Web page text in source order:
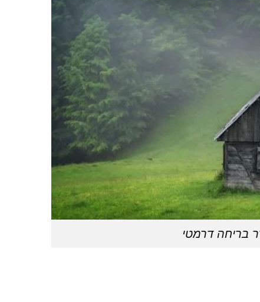
בריחה דרמטי